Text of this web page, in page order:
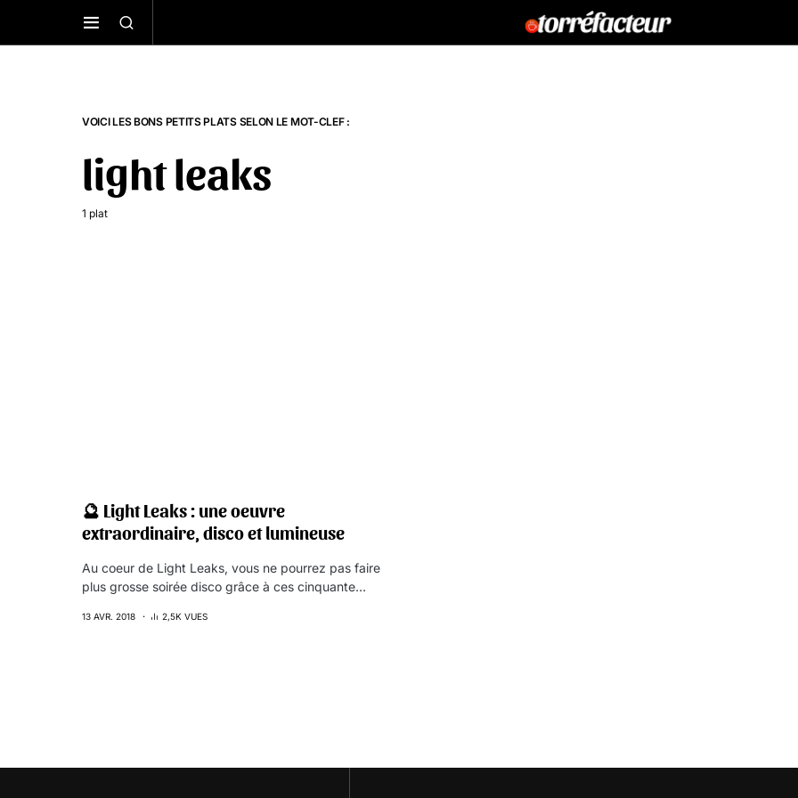
VOICI LES BONS PETITS PLATS SELON LE MOT-CLEF :
light leaks
1 plat
🔮 Light Leaks : une oeuvre
extraordinaire, disco et lumineuse
Au coeur de Light Leaks, vous ne pourrez pas faire
plus grosse soirée disco grâce à ces cinquante…
13 AVR. 2018 2,5K VUES